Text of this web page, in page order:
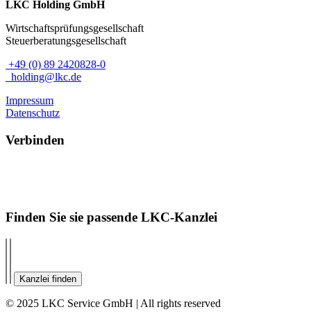
LKC Holding GmbH
Wirtschaftsprüfungsgesellschaft
Steuerberatungsgesellschaft
+49 (0) 89 2420828-0
holding@lkc.de
Impressum
Datenschutz
Verbinden
Finden Sie sie passende LKC-Kanzlei
Kanzlei finden
© 2025 LKC Service GmbH | All rights reserved